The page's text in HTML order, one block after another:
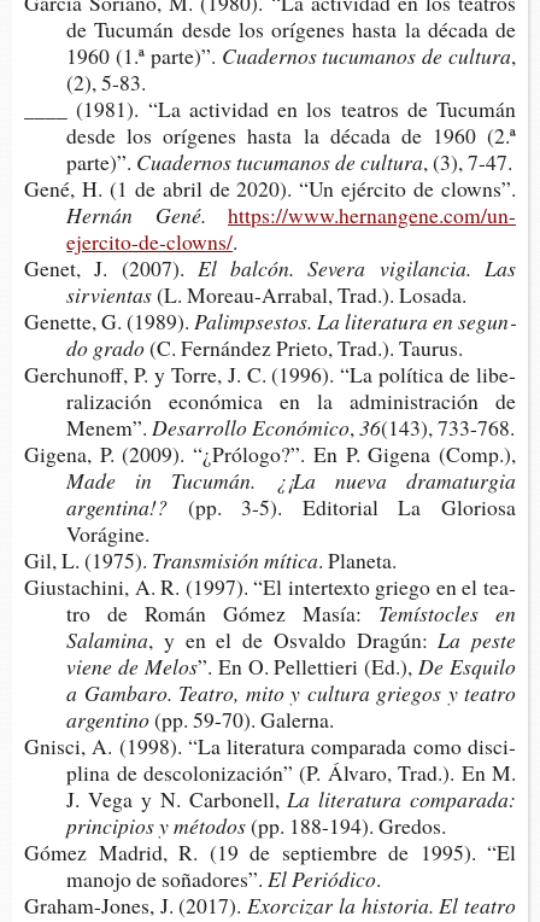
de Tucu­mán desde los orí­ge­nes hasta la déca­da de
1960 (1.ª parte)”. Cua­der­nos tucu­ma­nos de cultura,
(2), 5-83.
____ (1981). “La acti­vi­dad en los tea­tros de Tucu­mán
desde los orí­ge­nes hasta la déca­da de 1960 (2.ª
parte)”. Cua­der­nos tucu­ma­nos de cultura, (3), 7-47.
Gené, H. (1 de abril de 2020). “Un ejér­ci­to de clowns”.
Her­nán Gené.
https://www.hernangene.com/un-
ejercito-de-clowns/.
Genet, J. (2007). El bal­cón. Seve­ra vigi­lan­cia. Las
sirvientas(L. Moreau-​Arrabal, Trad.). Losada.
Genet­te, G. (1989). Palim­pses­tos. La lite­ra­tu­ra en segun­
do grado(C. Fer­nán­dez Prie­to, Trad.). Taurus.
Ger­chu­noff, P. y Torre, J. C. (1996). “La polí­ti­ca de libe­
ra­li­za­ción eco­nó­mi­ca en la admi­nis­tra­ción de
Menem”.Desa­rro­llo Económico,36(143), 733-768.
Gige­na, P. (2009). “¿Pró­lo­go?”. En P. Gige­na (Comp.),
Made in Tucu­mán. ¿¡La nueva dra­ma­tur­gia
argentina!? (pp. 3-5). Edi­to­rial La Glo­rio­sa
Vorágine.
Gil, L. (1975). Trans­mi­sión mítica. Planeta.
Gius­ta­chi­ni, A. R. (1997). “El inter­tex­to grie­go en el tea­
tro de Román Gómez Masía: Temís­to­cles en
Salamina, y en el de Osval­do Dragún:La peste
viene de Melos”. En O. Pellet­tie­ri (Ed.),De Esqui­lo
a Gam­ba­ro. Tea­tro, mito y cul­tu­ra grie­gos y tea­tro
argentino(pp. 59-70). Galerna.
Gnis­ci, A. (1998). “La lite­ra­tu­ra com­pa­ra­da como dis­ci­
pli­na de des­co­lo­ni­za­ción” (P. Álva­ro, Trad.). En M.
J. Vega y N. Carbonell,La lite­ra­tu­ra com­pa­ra­da:
prin­ci­pios y métodos(pp. 188-​194). Gredos.
Gómez Madrid, R. (19 de sep­tiem­bre de 1995). “El
mano­jo de soñadores”.El Periódico.
Graham-​Jones, J. (2017).Exor­ci­zar la his­to­ria. El tea­tro